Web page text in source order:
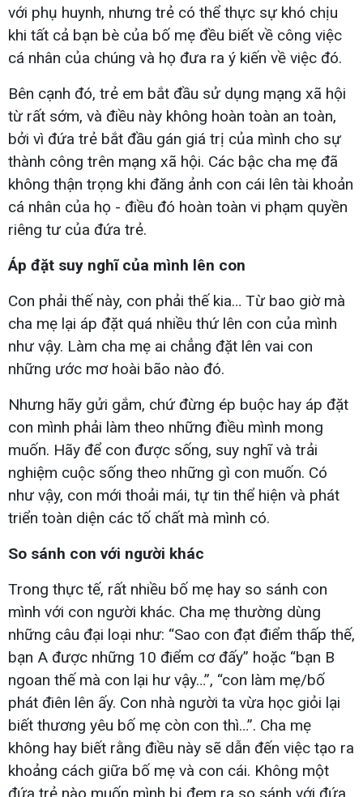
với phụ huynh, nhưng trẻ có thể thực sự khó chịu
khi tất cả bạn bè của bố mẹ đều biết về công việc
cá nhân của chúng và họ đưa ra ý kiến ​​về việc đó.
Bên cạnh đó, trẻ em bắt đầu sử dụng mạng xã hội
từ rất sớm, và điều này không hoàn toàn an toàn,
bởi vì đứa trẻ bắt đầu gán giá trị của mình cho sự
thành công trên mạng xã hội. Các bậc cha mẹ đã
không thận trọng khi đăng ảnh con cái lên tài khoản
cá nhân của họ - điều đó hoàn toàn vi phạm quyền
riêng tư của đứa trẻ.
Áp đặt suy nghĩ của mình lên con
Con phải thế này, con phải thế kia… Từ bao giờ mà
cha mẹ lại áp đặt quá nhiều thứ lên con của mình
như vậy. Làm cha mẹ ai chẳng đặt lên vai con
những ước mơ hoài bão nào đó.
Nhưng hãy gửi gắm, chứ đừng ép buộc hay áp đặt
con mình phải làm theo những điều mình mong
muốn. Hãy để con được sống, suy nghĩ và trải
nghiệm cuộc sống theo những gì con muốn. Có
như vậy, con mới thoải mái, tự tin thể hiện và phát
triển toàn diện các tố chất mà mình có.
So sánh con với người khác
Trong thực tế, rất nhiều bố mẹ hay so sánh con
mình với con người khác. Cha mẹ thường dùng
những câu đại loại như: “Sao con đạt điểm thấp thế,
bạn A được những 10 điểm cơ đấy” hoặc “bạn B
ngoan thế mà con lại hư vậy…”, “con làm mẹ/bố
phát điên lên ấy. Con nhà người ta vừa học giỏi lại
biết thương yêu bố mẹ còn con thì…”. Cha mẹ
không hay biết rằng điều này sẽ dẫn đến việc tạo ra
khoảng cách giữa bố mẹ và con cái. Không một
đứa trẻ nào muốn mình bị đem ra so sánh với đứa